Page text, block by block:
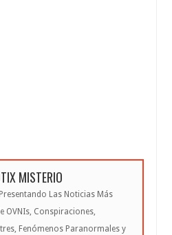
MISTERIO
Las Noticias Más
OVNIs, Conspiraciones,
Fenómenos Paranormales y